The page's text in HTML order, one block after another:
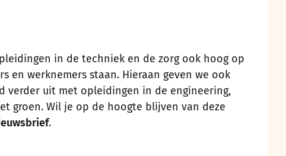
in de techniek en de zorg ook hoog op
en werknemers staan. Hieraan geven we ook
verder uit met opleidingen in de engineering,
groen. Wil je op de hoogte blijven van deze
.